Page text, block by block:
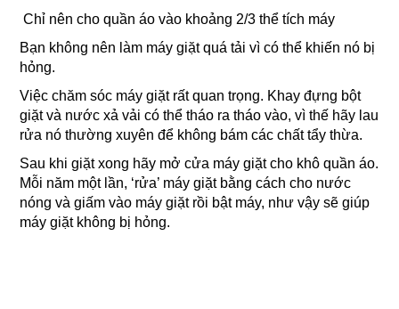
Chỉ nên cho quần áo vào khoảng 2/3 thể tích máy
Bạn không nên làm máy giặt quá tải vì có thể khiến nó bị
hỏng.
Việc chăm sóc máy giặt rất quan trọng. Khay đựng bột
giặt và nước xả vải có thể tháo ra tháo vào, vì thế hãy lau
rửa nó thường xuyên để không bám các chất tẩy thừa.
Sau khi giặt xong hãy mở cửa máy giặt cho khô quần áo.
Mỗi năm một lần, ‘rửa’ máy giặt bằng cách cho nước
nóng và giấm vào máy giặt rồi bật máy, như vậy sẽ giúp
máy giặt không bị hỏng.